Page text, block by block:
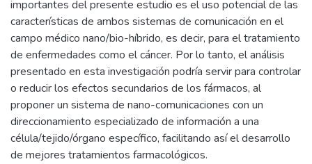
importantes del presente estudio es el uso potencial de las
características de ambos sistemas de comunicación en el
campo médico nano/bio-híbrido, es decir, para el tratamiento
de enfermedades como el cáncer. Por lo tanto, el análisis
presentado en esta investigación podría servir para controlar
o reducir los efectos secundarios de los fármacos, al
proponer un sistema de nano-comunicaciones con un
direccionamiento especializado de información a una
célula/tejido/órgano específico, facilitando así el desarrollo
de mejores tratamientos farmacológicos.